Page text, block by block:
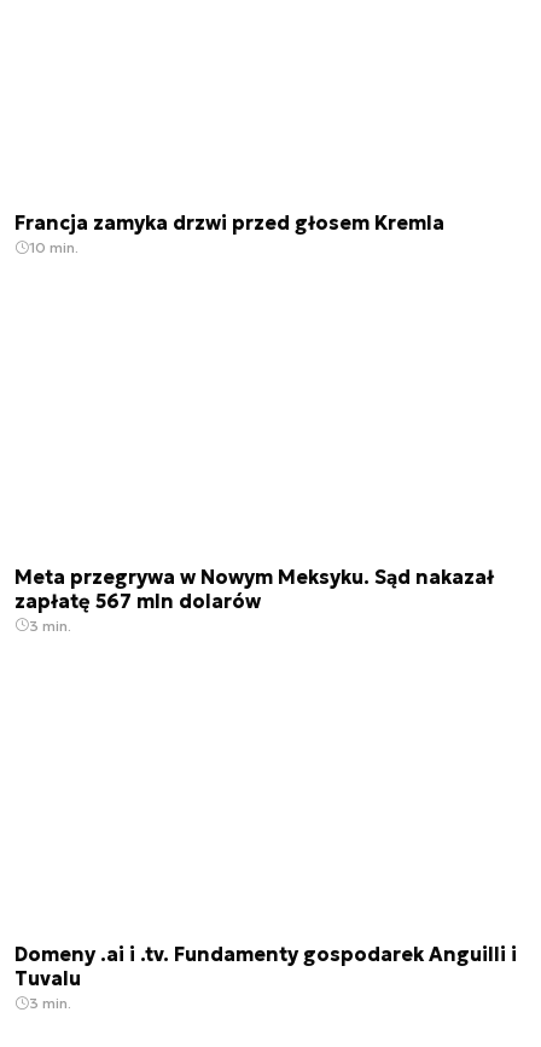
Francja zamyka drzwi przed głosem Kremla
10 min.
Meta przegrywa w Nowym Meksyku. Sąd nakazał
zapłatę 567 mln dolarów
3 min.
Domeny .ai i .tv. Fundamenty gospodarek Anguilli i
Tuvalu
3 min.